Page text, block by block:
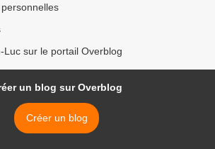
Luc sur le portail Overblog
un blog sur Overblog
Créer un blog